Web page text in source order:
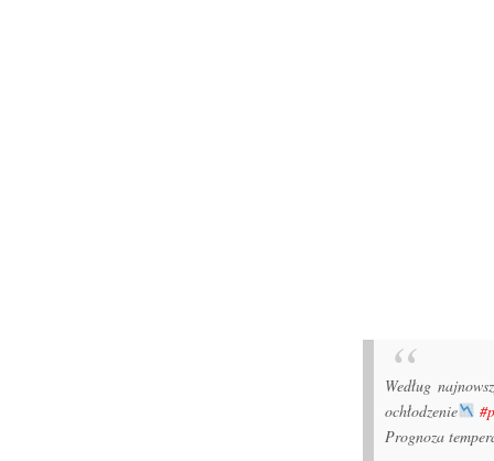
Według
ochłodzenie
Prognoza